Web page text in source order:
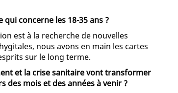
concerne les 18-35 ans ?
est à la recherche de nouvelles
nous avons en main les cartes
sur le long terme.
et la crise sanitaire vont transformer
des mois et des années à venir ?